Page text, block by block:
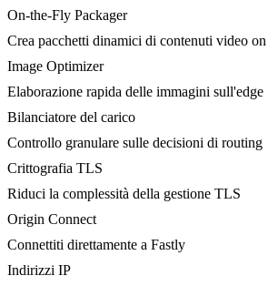
On-the-Fly Packager
Crea pacchetti dinamici di contenuti video
Image Optimizer
Elaborazione rapida delle immagini sull'edge
Bilanciatore del carico
Controllo granulare sulle decisioni di routing
Crittografia TLS
Riduci la complessità della gestione TLS
Origin Connect
Connettiti direttamente a Fastly
Indirizzi IP